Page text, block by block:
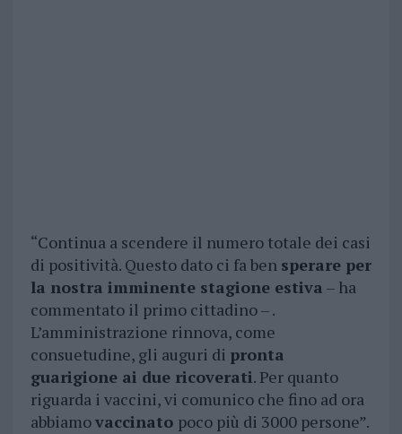
“Continua a scendere il numero totale dei casi
di positività. Questo dato ci fa ben sperare per
la nostra imminente stagione estiva – ha
commentato il primo cittadino – .
L’amministrazione rinnova, come
consuetudine, gli auguri di pronta
guarigione ai due ricoverati. Per quanto
riguarda i vaccini, vi comunico che fino ad ora
abbiamovaccinato poco più di 3000 persone”.